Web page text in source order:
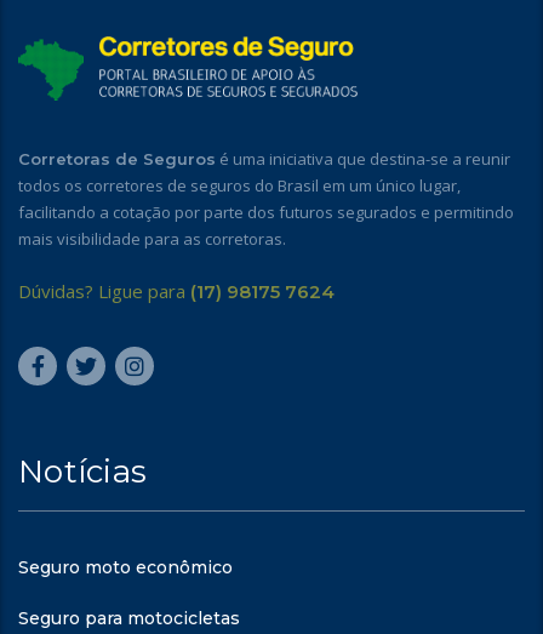
Corretoras de Seguros é uma iniciativa que destina-se a reunir
todos os corretores de seguros do Brasil em um único lugar,
facilitando a cotação por parte dos futuros segurados e permitindo
mais visibilidade para as corretoras.
Dúvidas? Ligue para (17) 98175 7624
Notícias
Seguro moto econômico
Seguro para motocicletas